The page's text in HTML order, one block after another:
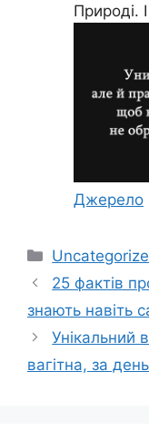
Природі.
Джерело
Категорії
25 фактів
знають навіть
Унікальний
вагітна, за